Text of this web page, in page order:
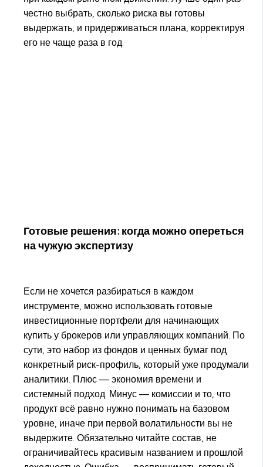
честно выбрать, сколько риска вы готовы
выдержать, и придерживаться плана, корректируя
его не чаще раза в год.
Готовые решения: когда можно опереться
на чужую экспертизу
Если не хочется разбираться в каждом
инструменте, можно использовать готовые
инвестиционные портфели для начинающих
купить у брокеров или управляющих компаний. По
сути, это набор из фондов и ценных бумаг под
конкретный риск-профиль, который уже продумали
аналитики. Плюс — экономия времени и
системный подход. Минус — комиссии и то, что
продукт всё равно нужно понимать на базовом
уровне, иначе при первой волатильности вы не
выдержите. Обязательно читайте состав, не
ограничивайтесь красивым названием и прошлой